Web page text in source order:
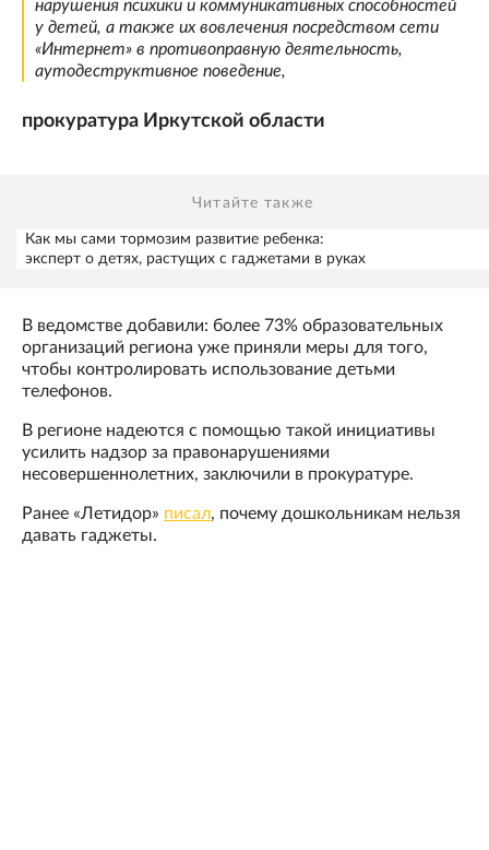
нарушения психики и коммуникативных способностей
у детей, а также их вовлечения посредством сети
«Интернет» в противоправную деятельность,
аутодеструктивное поведение,
прокуратура Иркутской области
Читайте также
Как мы сами тормозим развитие ребенка:
эксперт о детях, растущих с гаджетами в руках
В ведомстве добавили: более 73% образовательных
организаций региона уже приняли меры для того,
чтобы контролировать использование детьми
телефонов.
В регионе надеются с помощью такой инициативы
усилить надзор за правонарушениями
несовершеннолетних, заключили в прокуратуре.
Ранее «Летидор» писал, почему дошкольникам нельзя
давать гаджеты.